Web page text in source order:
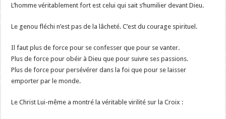
L’homme véritablement fort est celui qui sait s’humilier devant Dieu.
Le genou fléchi n’est pas de la lâcheté. C’est du courage spirituel.
Il faut plus de force pour se confesser que pour se vanter.
Plus de force pour obéir à Dieu que pour suivre ses passions.
Plus de force pour persévérer dans la foi que pour se laisser
emporter par le monde.
Le Christ Lui-même a montré la véritable virilité sur la Croix :